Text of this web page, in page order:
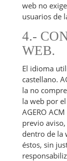
web no
usuarios de
4.-
WEB.
El idioma
castellano.
la no
la web por
AGERO
previo
dentro de la
éstos, sin